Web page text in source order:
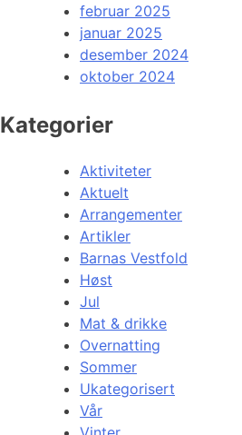
februar 2025
januar 2025
desember 2024
oktober 2024
Kategorier
Aktiviteter
Aktuelt
Arrangementer
Artikler
Barnas Vestfold
Høst
Jul
Mat & drikke
Overnatting
Sommer
Ukategorisert
Vår